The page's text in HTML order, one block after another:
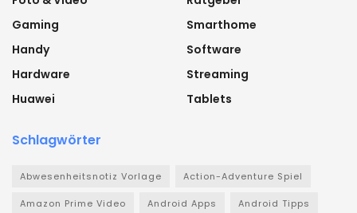
Gaming
Handy
Hardware
Huawei
Smarthome
Software
Streaming
Tablets
Schlagwörter
Abwesenheitsnotiz Vorlage Action-Adventure Spiel
Amazon Prime Video Android Apps Android Tipps